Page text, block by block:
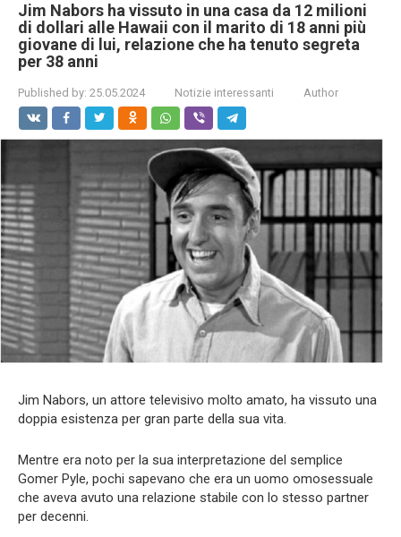
Jim Nabors ha vissuto in una casa da 12 milioni
di dollari alle Hawaii con il marito di 18 anni più
giovane di lui, relazione che ha tenuto segreta
per 38 anni
Published by: 25.05.2024 Notizie interessanti Author
Jim Nabors, un attore televisivo molto amato, ha vissuto una
doppia esistenza per gran parte della sua vita.
Mentre era noto per la sua interpretazione del semplice
Gomer Pyle, pochi sapevano che era un uomo omosessuale
che aveva avuto una relazione stabile con lo stesso partner
per decenni.